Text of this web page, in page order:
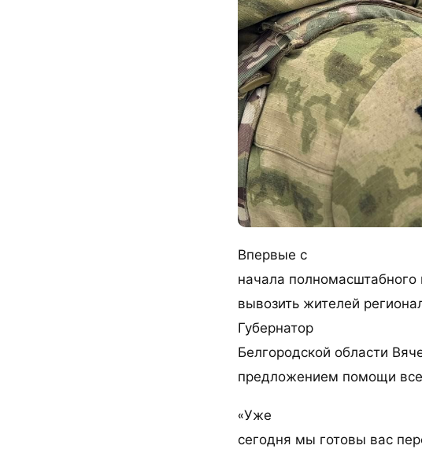
Впервые с
начала полномасштабного
вывозить жителей
Губернатор
Белгородской области
предложением помощи
«Уже
сегодня мы готовы вас